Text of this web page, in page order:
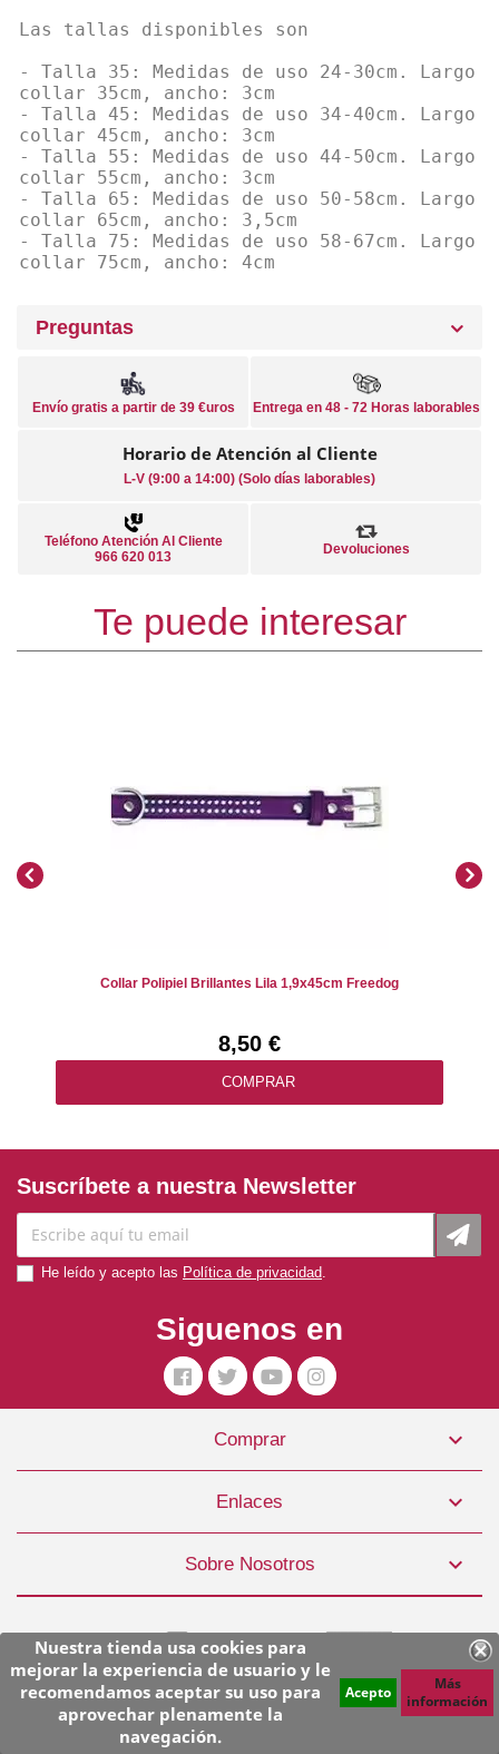
Nuestra tienda usa cookies para
mejorar la experiencia de usuario y le
recomendamos aceptar su uso para
aprovechar plenamente la
navegación.
Acepto
Más
información
Las tallas disponibles son
- Talla 35: Medidas de uso 24-30cm. Largo
collar 35cm, ancho: 3cm
- Talla 45: Medidas de uso 34-40cm. Largo
collar 45cm, ancho: 3cm
- Talla 55: Medidas de uso 44-50cm. Largo
collar 55cm, ancho: 3cm
- Talla 65: Medidas de uso 50-58cm. Largo
collar 65cm, ancho: 3,5cm
- Talla 75: Medidas de uso 58-67cm. Largo
collar 75cm, ancho: 4cm
Preguntas
Envío gratis a partir de 39 €uros Entrega en 48 - 72 Horas laborables
Horario de Atención al Cliente
L-V (9:00 a 14:00) (Solo días laborables)
Teléfono Atención Al Cliente
966 620 013
Devoluciones
Te puede interesar
Collar Polipiel Brillantes Lila 1,9x45cm Freedog
8,50 €
COMPRAR
Collar Perro Plus Nylon Negro 40 Mm X 55-75 Cm
8,50 €
COMPRAR
Suscríbete a nuestra Newsletter
He leído y acepto las Política de privacidad
Siguenos en
Comprar 
Enlaces 
Sobre Nosotros 
© Copyright 2026 Superpiensos. Todos los derechos reservados.